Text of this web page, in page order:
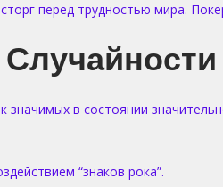
перед трудностью мира.
значимых в состоянии
“знаков рока”.